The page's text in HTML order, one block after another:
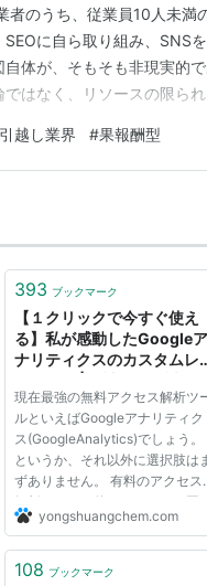
者のうち、従業員10人未
に自ら取り組み、SNS
体が、そもそも非現実的
はなく、リソースの限ら
ド」型のリスト記事であ
引越し業界 #果報酬型
393 ブックマーク
【１クリックで今すぐ使え
る】私が感動したGoogleア
ナリティクスのカスタムレ
て、集客に強くなる」最新
集客情報発信中！ネット・ホ
ームページ・webを活用し
たネット集客からリアル店
集客まで幅広く集客方法を
説しています。
現在最強の無料アクセス解析ツ
ルといえばGoogleアナリティク
ス(GoogleAnalytics)でしょう。
というか、それ以外に選択肢は
ずありません。 有料のアクセス
解析ツールを使っていても、同
にアナリティクスでも解析してい
強と言えると思います。 今日は
yongshuangchem.com
108 ブックマーク